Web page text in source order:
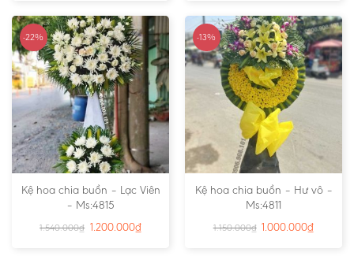
-22%
Kệ hoa chia buồn – Lạc Viên
– Ms:4815
1.540.000₫ 1.200.000₫
-13%
Kệ hoa chia buồn – Hư vô –
Ms:4811
1.150.000₫ 1.000.000₫